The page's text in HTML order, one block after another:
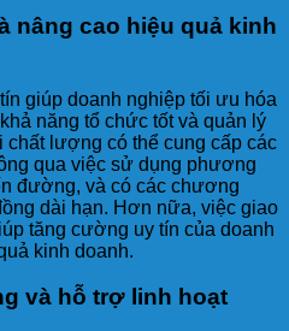
nâng cao hiệu quả kinh
giúp doanh nghiệp tối ưu hóa
năng tổ chức tốt và quản lý
chất lượng có thể cung cấp các
qua việc sử dụng phương
đường, và có các chương
dài hạn. Hơn nữa, việc giao
tăng cường uy tín của doanh
kinh doanh.
và hỗ trợ linh hoạt